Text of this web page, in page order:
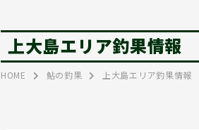
上大島エリア釣果情報
HOME 鮎の釣果 上大島エリア釣果情報